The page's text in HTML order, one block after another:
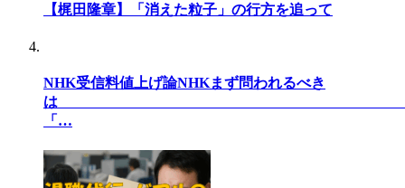
【梶田隆章】「消えた粒子」の行方を追って
NHK受信料値上げ論NHKまず問われるべき
「…